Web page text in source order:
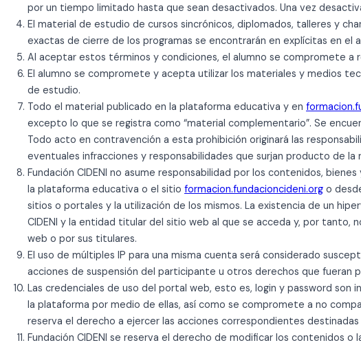
por un tiempo limitado hasta que sean desactivados. Una vez
El material de estudio de cursos sincrónicos, diplomados, talleres y
exactas de cierre de los programas se encontrarán en explícitas en el
Al aceptar estos términos y condiciones, el alumno se compromete a
El alumno se compromete y acepta utilizar los materiales y medios
de estudio.
Todo el material publicado en la plataforma educativa y en
excepto lo que se registra como “material complementario”. Se
Todo acto en contravención a esta prohibición originará las
eventuales infracciones y responsabilidades que surjan producto de
Fundación CIDENI no asume responsabilidad por los contenidos,
la plataforma educativa o el sitio formacion.fundacioncideni.org o
sitios o portales y la utilización de los mismos. La existencia de un
CIDENI y la entidad titular del sitio web al que se acceda y, por tanto,
web o por sus titulares.
El uso de múltiples IP para una misma cuenta será considerado
acciones de suspensión del participante u otros derechos que
Las credenciales de uso del portal web, esto es, login y password
la plataforma por medio de ellas, así como se compromete a no
reserva el derecho a ejercer las acciones correspondientes
Fundación CIDENI se reserva el derecho de modificar los contenidos